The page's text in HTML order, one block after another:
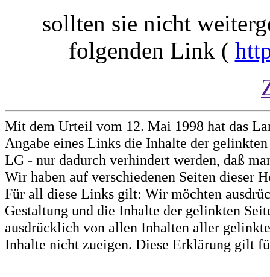
sollten sie nicht
folgenden Link (
Mit dem Urteil vom 12. Mai 1998 hat das
Angabe eines Links die Inhalte der
LG - nur dadurch verhindert werden, daß
Wir haben auf verschiedenen Seiten dieser
Für all diese Links gilt: Wir möchten
Gestaltung und die Inhalte der gelinkten
ausdrücklich von allen Inhalten aller
Inhalte nicht zueigen. Diese Erklärung gilt